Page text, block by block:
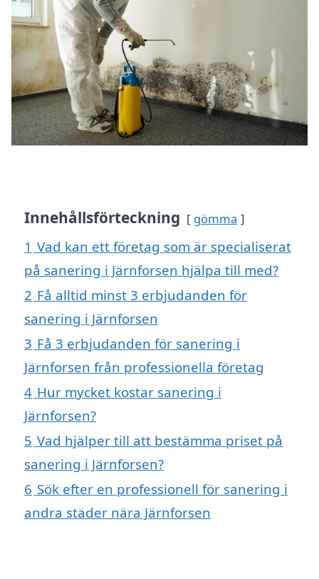
Innehållsförteckning gömma
1 Vad kan ett företag som är specialiserat
på sanering i Järnforsen hjälpa till med?
2 Få alltid minst 3 erbjudanden för
sanering i Järnforsen
3 Få 3 erbjudanden för sanering i
Järnforsen från professionella företag
4 Hur mycket kostar sanering i
Järnforsen?
5 Vad hjälper till att bestämma priset på
sanering i Järnforsen?
6 Sök efter en professionell för sanering i
andra städer nära Järnforsen